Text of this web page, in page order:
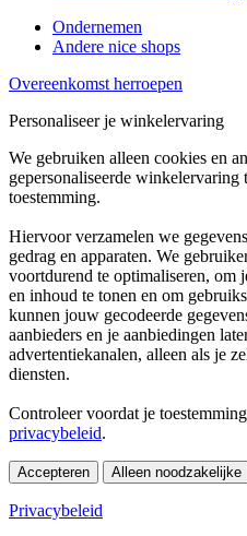
Ondernemen
Andere nice shops
Overeenkomst herroepen
Personaliseer je winkelervaring
We gebruiken alleen cookies en
gepersonaliseerde
toestemming.
Hiervoor verzamelen we
gedrag en apparaten. We
voortdurend te optimaliseren, om
en inhoud te tonen en om
kunnen jouw gecodeerde
aanbieders en je aanbiedingen
advertentiekanalen, alleen als je
diensten.
Controleer voordat je
privacybeleid.
Accepteren Alleen noodzakelijke
Privacybeleid